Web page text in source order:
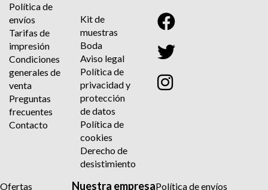
Política de
envíos
Tarifas de
impresión
Condiciones
generales de
venta
Preguntas
frecuentes
Contacto
Kit de
muestras
Boda
Aviso legal
Política de
privacidad y
protección
de datos
Política de
cookies
Derecho de
desistimiento
Ofertas Nuestra empresaPolítica de envíos